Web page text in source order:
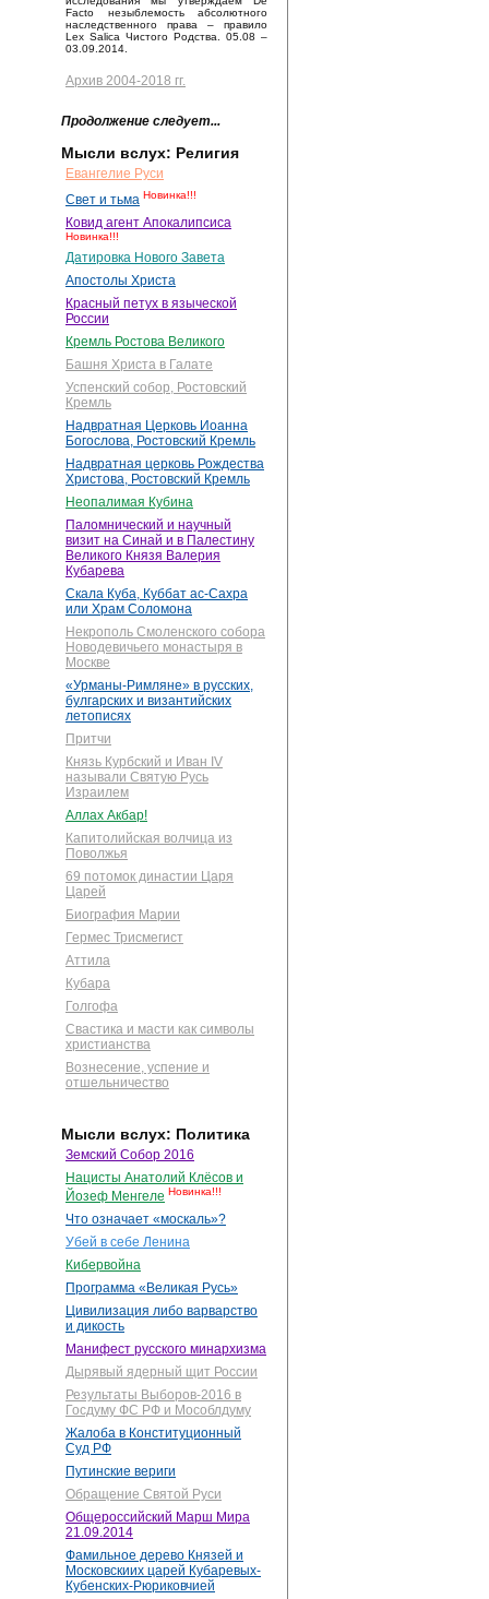
Facto незыблемость абсолютного
наследственного права – правило
Lex Salica Чистого Родства. 05.08 –
03.09.2014.
Архив 2004-2018 гг.
Продолжение следует...
Мысли вслух: Религия
Евангелие Руси
Свет и тьма Новинка!!!
Ковид агент Апокалипсиса
Новинка!!!
Датировка Нового Завета
Апостолы Христа
Красный петух в языческой
России
Кремль Ростова Великого
Башня Христа в Галате
Успенский собор, Ростовский
Кремль
Надвратная Церковь Иоанна
Богослова, Ростовский Кремль
Надвратная церковь Рождества
Христова, Ростовский Кремль
Неопалимая Кубина
Паломнический и научный
визит на Синай и в Палестину
Великого Князя Валерия
Кубарева
Скала Куба, Куббат ас-Сахра
или Храм Соломона
Некрополь Смоленского собора
Новодевичьего монастыря в
Москве
«Урманы-Римляне» в русских,
булгарских и византийских
летописях
Притчи
Князь Курбский и Иван IV
называли Святую Русь
Израилем
Аллах Акбар!
Капитолийская волчица из
Поволжья
69 потомок династии Царя
Царей
Биография Марии
Гермес Трисмегист
Аттила
Кубара
Голгофа
Свастика и масти как символы
христианства
Вознесение, успение и
отшельничество
Мысли вслух: Политика
Земский Собор 2016
Нацисты Анатолий Клёсов и
Йозеф Менгеле Новинка!!!
Что означает «москаль»?
Убей в себе Ленина
Кибервойна
Программа «Великая Русь»
Цивилизация либо варварство
и дикость
Манифест русского минархизма
Дырявый ядерный щит России
Результаты Выборов-2016 в
Госдуму ФС РФ и Мособлдуму
Жалоба в Конституционный
Суд РФ
Путинские вериги
Обращение Святой Руси
Общероссийский Марш Мира
21.09.2014
Фамильное дерево Князей и
Московскиих царей Кубаревых-
Кубенских-Рюриковчией